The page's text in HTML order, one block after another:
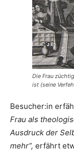
Die Frau
ist (seine
Besucher:in
Frau als
Ausdruck der
mehr”, erfährt